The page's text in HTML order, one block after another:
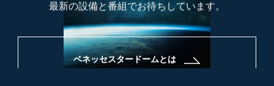
2026-04-21
5月2日(土)～上映番組変更のお知らせ
2026-04-05
最新の設備と番組でお待ちしています。
ベネッセスタードームとは